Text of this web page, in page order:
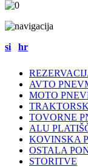
si hr
AVTO
MOTO
TOVORNE
ALU
KOVINSKA
OSTALA
STORITVE